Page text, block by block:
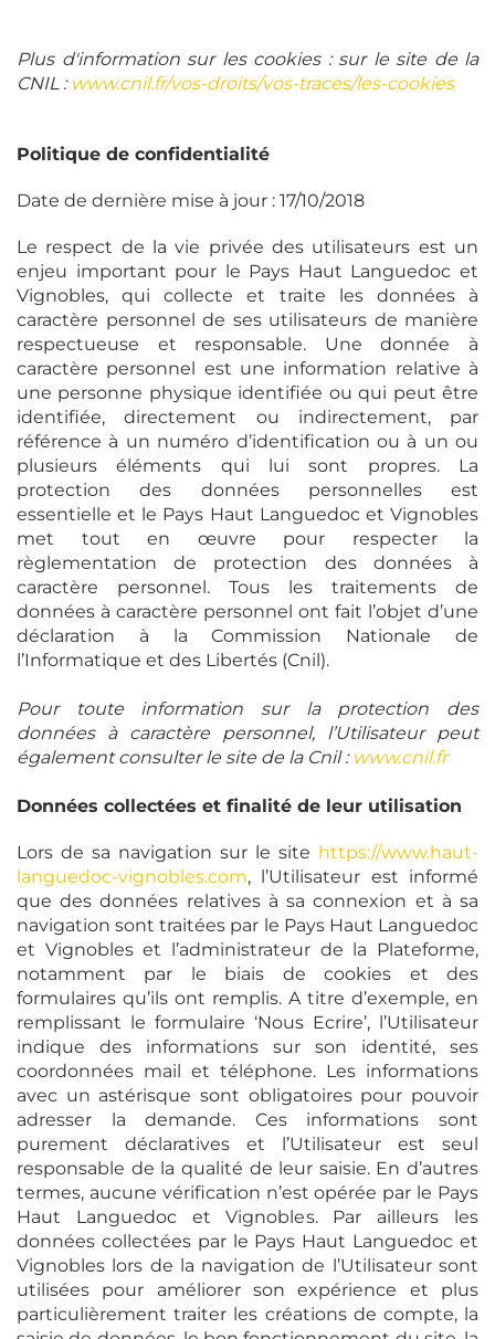
Plus d'information sur les cookies : sur le site de la
CNIL : www.cnil.fr/vos-droits/vos-traces/les-cookies
Politique de confidentialité
Date de dernière mise à jour : 17/10/2018
Le respect de la vie privée des utilisateurs est un
enjeu important pour le Pays Haut Languedoc et
Vignobles, qui collecte et traite les données à
caractère personnel de ses utilisateurs de manière
respectueuse et responsable. Une donnée à
caractère personnel est une information relative à
une personne physique identifiée ou qui peut être
identifiée, directement ou indirectement, par
référence à un numéro d’identification ou à un ou
plusieurs éléments qui lui sont propres. La
protection des données personnelles est
essentielle et le Pays Haut Languedoc et Vignobles
met tout en œuvre pour respecter la
règlementation de protection des données à
caractère personnel. Tous les traitements de
données à caractère personnel ont fait l’objet d’une
déclaration à la Commission Nationale de
l’Informatique et des Libertés (Cnil).
Pour toute information sur la protection des
données à caractère personnel, l’Utilisateur peut
également consulter le site de la Cnil : www.cnil.fr
Données collectées et finalité de leur utilisation
Lors de sa navigation sur le site https://www.haut-
languedoc-vignobles.com, l’Utilisateur est informé
que des données relatives à sa connexion et à sa
navigation sont traitées par le Pays Haut Languedoc
et Vignobles et l’administrateur de la Plateforme,
notamment par le biais de cookies et des
formulaires qu’ils ont remplis. A titre d’exemple, en
remplissant le formulaire ‘Nous Ecrire’, l’Utilisateur
indique des informations sur son identité, ses
coordonnées mail et téléphone. Les informations
avec un astérisque sont obligatoires pour pouvoir
adresser la demande. Ces informations sont
purement déclaratives et l’Utilisateur est seul
responsable de la qualité de leur saisie. En d’autres
termes, aucune vérification n’est opérée par le Pays
Haut Languedoc et Vignobles. Par ailleurs les
données collectées par le Pays Haut Languedoc et
Vignobles lors de la navigation de l’Utilisateur sont
utilisées pour améliorer son expérience et plus
particulièrement traiter les créations de compte, la